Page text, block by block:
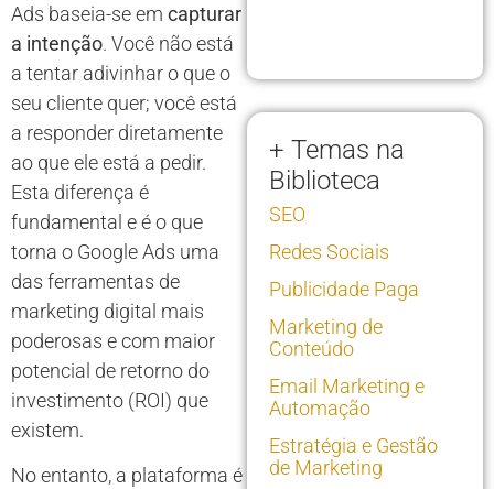
Ads baseia-se em capturar
a intenção. Você não está
a tentar adivinhar o que o
seu cliente quer; você está
a responder diretamente
ao que ele está a pedir.
Esta diferença é
fundamental e é o que
torna o Google Ads uma
das ferramentas de
marketing digital mais
poderosas e com maior
potencial de retorno do
investimento (ROI) que
existem.
No entanto, a plataforma é
+ Temas na
Biblioteca
SEO
Redes Sociais
Publicidade Paga
Marketing de
Conteúdo
Email Marketing e
Automação
Estratégia e Gestão
de Marketing